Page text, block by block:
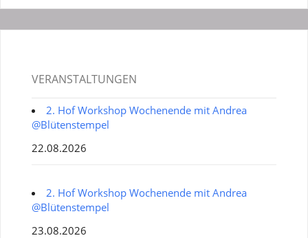
VERANSTALTUNGEN
2. Hof Workshop Wochenende mit Andrea
@Blütenstempel
22.08.2026
2. Hof Workshop Wochenende mit Andrea
@Blütenstempel
23.08.2026